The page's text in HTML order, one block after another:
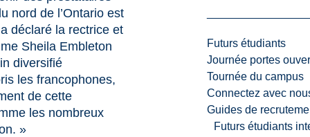
Futurs étudiants
Journée portes
Tournée du campus
Connectez avec
Guides de
Futurs étudiants
nord de l’Ontario est
déclaré la rectrice et
Sheila Embleton
diversifié
les francophones,
de cette
les nombreux
»